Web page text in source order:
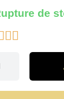
de
 